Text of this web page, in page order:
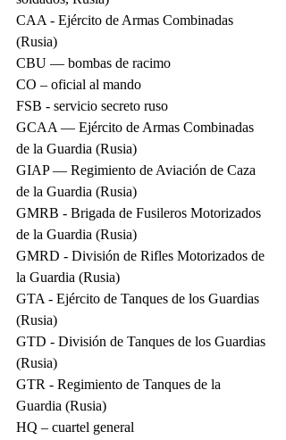
CAA - Ejército de Armas Combinadas
(Rusia)
CBU — bombas de racimo
CO – oficial al mando
FSB - servicio secreto ruso
GCAA — Ejército de Armas Combinadas
de la Guardia (Rusia)
GIAP — Regimiento de Aviación de Caza
de la Guardia (Rusia)
GMRB - Brigada de Fusileros Motorizados
de la Guardia (Rusia)
GMRD - División de Rifles Motorizados de
la Guardia (Rusia)
GTA - Ejército de Tanques de los Guardias
(Rusia)
GTD - División de Tanques de los Guardias
(Rusia)
GTR - Regimiento de Tanques de la
Guardia (Rusia)
HQ – cuartel general